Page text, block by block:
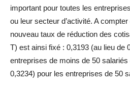
important pour toutes les
ou leur secteur d’activité. A compter
nouveau taux de réduction des
T) est ainsi fixé : 0,3193 (au lieu de
entreprises de moins de 50 salariés
0,3234) pour les entreprises de 50